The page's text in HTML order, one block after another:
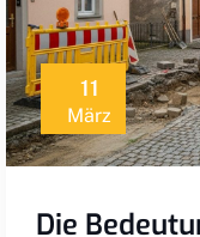
11
März
Die